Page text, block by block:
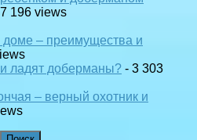
196 views
доме – преимущества и
ладят доберманы? - 3 303
– верный охотник и